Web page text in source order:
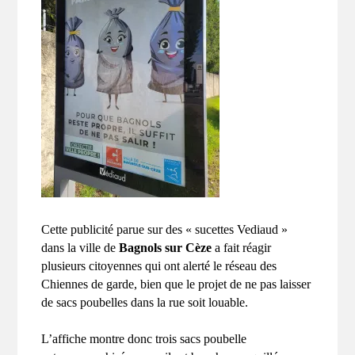
Cette publicité paruesur des « sucettes Vediaud »
dans la ville deBagnols sur Cèze a faitréagir
plusieurscitoyennesqui ont alerté le réseau des
Chiennes de garde,bien que le projet de ne pas laisser
de sacs poubelles dans la rue soit louable.
L’affiche montre donc trois sacs poubelle